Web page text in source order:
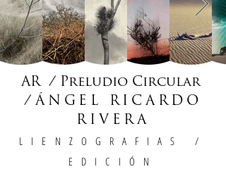
AR / Preludio Circular
/ÁNGEL RICARDO
RIVERA
LIENZOGRAFIAS
/
EDICIÓN